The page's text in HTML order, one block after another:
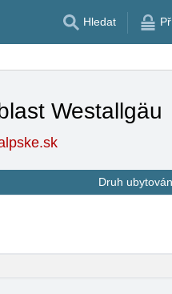
Hledat
Westallgäu
Druh